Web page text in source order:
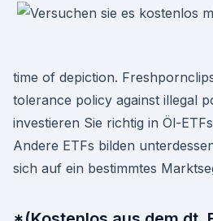
time of depiction.
tolerance policy against illegal
investieren Sie richtig in Öl-
Andere ETFs bilden
sich auf ein bestimmtes